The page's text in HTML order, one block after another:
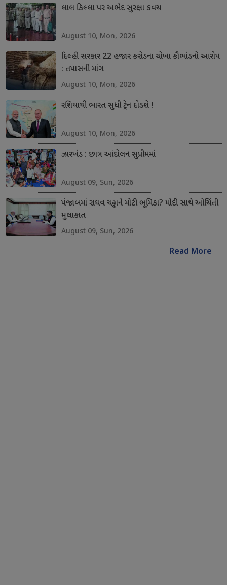
લાલ કિલ્લા પર અભેદ સુરક્ષા કવચ
August 10, Mon, 2026
દિલ્હી સરકાર 22 હજાર કરોડના ચોખા કૌભાંડનો આરોપ
: તપાસની માંગ
August 10, Mon, 2026
રશિયાથી ભારત સુધી ટ્રેન દોડશે !
August 10, Mon, 2026
ઝારખંડ : છાત્ર આંદોલન સુપ્રીમમાં
August 09, Sun, 2026
પંજાબમાં રાઘવ ચઢ્ઢાને મોટી ભૂમિકા? મોદી સાથે ઓચિંતી
મુલાકાત
August 09, Sun, 2026
Read More